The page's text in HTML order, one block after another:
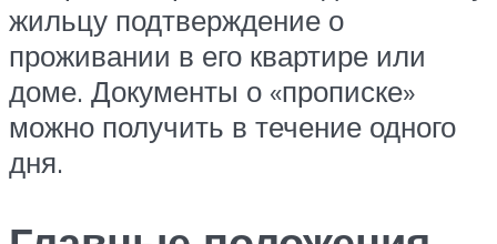
жильцу подтверждение о
проживании в его квартире или
доме. Документы о «прописке»
можно получить в течение одного
дня.